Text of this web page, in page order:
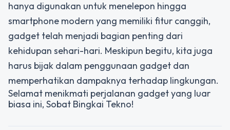
hanya digunakan untuk menelepon hingga
smartphone modern yang memiliki fitur canggih,
gadget telah menjadi bagian penting dari
kehidupan sehari-hari. Meskipun begitu, kita juga
harus bijak dalam penggunaan gadget dan
memperhatikan dampaknya terhadap lingkungan.
Selamat menikmati perjalanan gadget yang luar
biasa ini, Sobat Bingkai Tekno!